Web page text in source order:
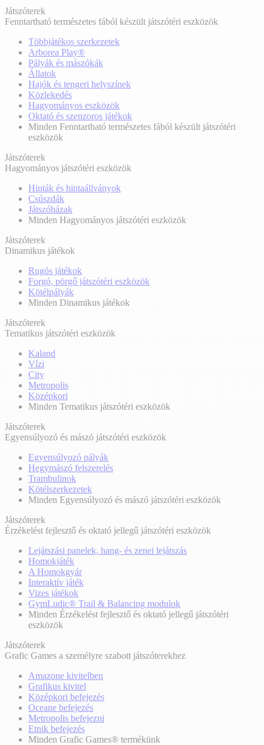
Játszóterek
Fenntartható természetes fából készült játszótéri eszközök
Többjátékos szerkezetek
Arborea Play®
Pályák és mászókák
Állatok
Hajók és tengeri helyszínek
Közlekedés
Hagyományos eszközök
Oktató és szenzoros játékok
Minden Fenntartható természetes fából készült játszótéri
eszközök
Játszóterek
Hagyományos játszótéri eszközök
Hinták és hintaállványok
Csúszdák
Játszóházak
Minden Hagyományos játszótéri eszközök
Játszóterek
Dinamikus játékok
Rugós játékok
Forgó, pörgő játszótéri eszközök
Kötélpályák
Minden Dinamikus játékok
Játszóterek
Tematikus játszótéri eszközök
Kaland
Vízi
City
Metropolis
Középkori
Minden Tematikus játszótéri eszközök
Játszóterek
Egyensúlyozó és mászó játszótéri eszközök
Egyensúlyozó pályák
Hegymászó felszerelés
Trambulinok
Kötélszerkezetek
Minden Egyensúlyozó és mászó játszótéri eszközök
Játszóterek
Érzékelést fejlesztő és oktató jellegű játszótéri eszközök
Lejátszási panelek, hang- és zenei lejátszás
Homokjáték
A Homokgyár
Interaktív játék
Vizes játékok
GymLudic® Trail & Balancing modulok
Minden Érzékelést fejlesztő és oktató jellegű játszótéri
eszközök
Játszóterek
Grafic Games a személyre szabott játszóterekhez
Amazone kivitelben
Grafikus kivitel
Középkori befejezés
Oceane befejezés
Metropolis befejezni
Etnik befejezés
Minden Grafic Games® termékünk